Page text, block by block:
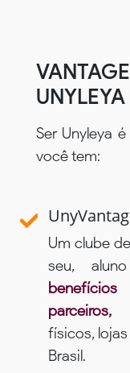
UNYLEYA
Ser Unyleya
você tem:
Um clube
seu,
parceiros,
físicos,
Brasil.